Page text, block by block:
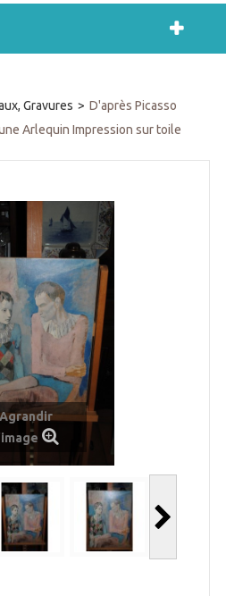
Gravures > D'après Picasso
Arlequin Impression sur toile
Agrandir